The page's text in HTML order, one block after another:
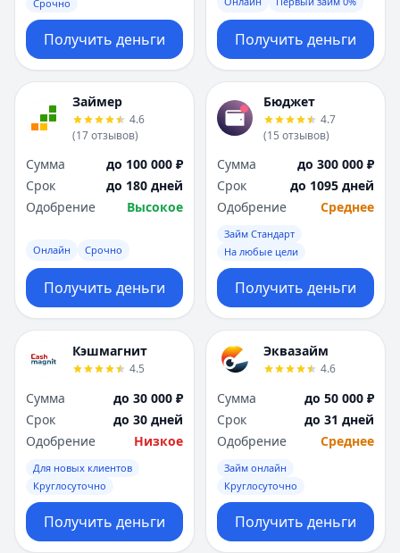
Срочно
Получить деньги Получить деньги
Займер
4.6
(17отзывов)
Сумма
до 100 000 ₽
Срок
до 180 дней
Одобрение
Высокое
Онлайн Срочно
Получить деньги
Бюджет
4.7
(15 отзывов)
Сумма
до 300 000 ₽
Срок
до 1095 дней
Одобрение
Среднее
Займ Стандарт
На любые цели
Получить деньги
Кэшмагнит
4.5
Сумма
до 30 000 ₽
Срок
до 30 дней
Одобрение
Низкое
Для новых клиентов
Круглосуточно
Получить деньги
Эквазайм
4.6
Сумма
до 50 000 ₽
Срок
до 31 дней
Одобрение
Среднее
Займ онлайн
Круглосуточно
Получить деньги